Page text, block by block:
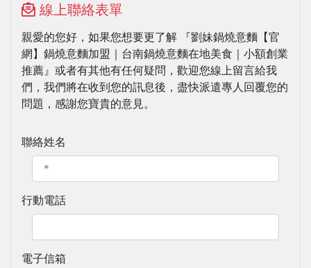
線上聯絡表單
親愛的您好，如果您想要更了解 『劉妹鍋燒意麵【官
網】鍋燒意麵加盟｜台南鍋燒意麵在地美食｜小額創業
推薦』或者有其他有任何疑問，歡迎您線上留言給我
們，我們將在收到您的訊息後，盡快派遣專人回覆您的
問題，感謝您寶貴的意見。
聯絡姓名
行動電話
電子信箱